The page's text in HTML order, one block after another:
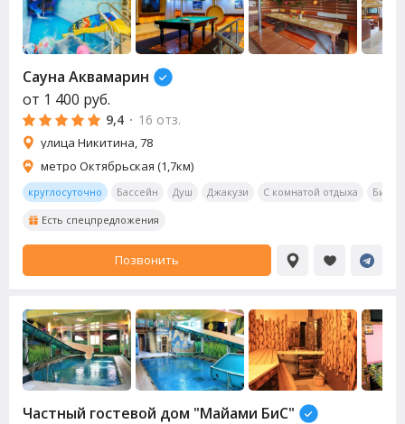
Сауна Аквамарин
от 1 400 руб.
9,4 · 16 отз.
улица Никитина, 78
метро Октябрьская (1,7км)
круглосуточно Бассейн Душ Джакузи С комнатой отдыха
Есть спецпредложения
Позвонить
Частный гостевой дом "Майами БиС"